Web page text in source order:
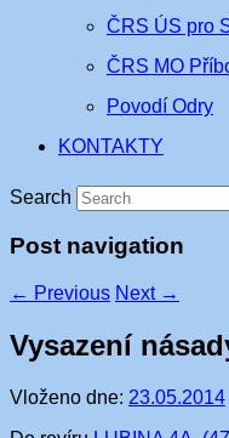
ČRS ÚS pro
ČRS MO
Povodí Odry
KONTAKTY
Search
Post navigation
← Previous Next →
Vysazení
Vloženo dne: 23.05.2014